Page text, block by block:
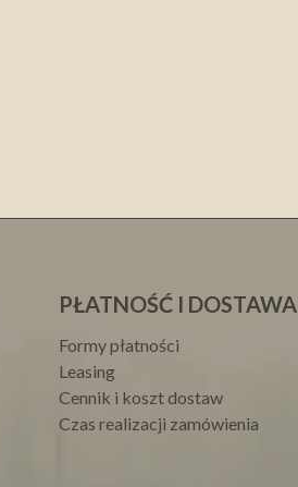
PŁATNOŚĆ I DOSTAWA
Formy płatności
Leasing
Cennik i koszt dostaw
Czas realizacji zamówienia